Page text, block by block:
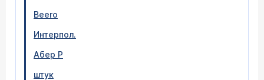
Beero
Интерпол.
Абер P
штук